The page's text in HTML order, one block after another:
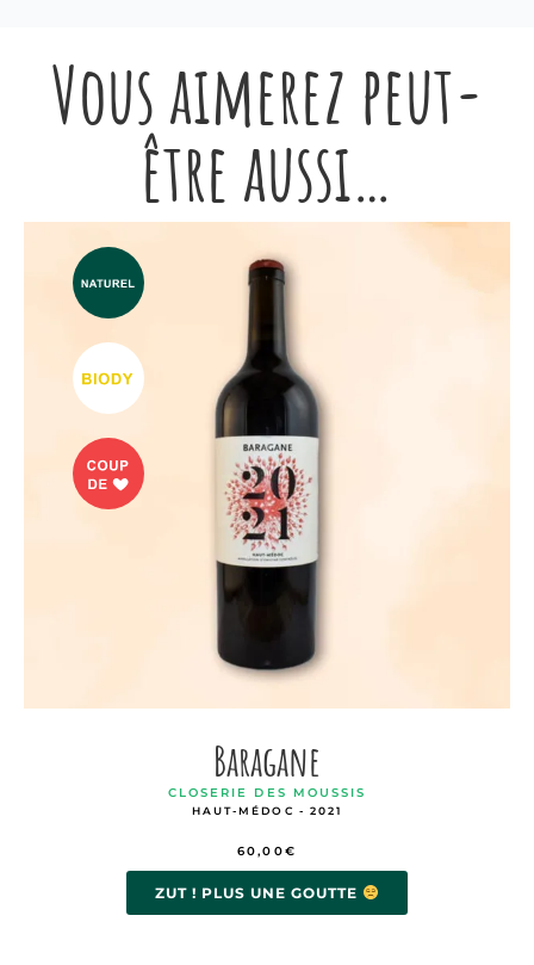
Vous aimerez peut-
être aussi…
Baragane
CLOSERIE DES MOUSSIS
HAUT-MÉDOC - 2021
60,00€
ZUT ! PLUS UNE GOUTTE